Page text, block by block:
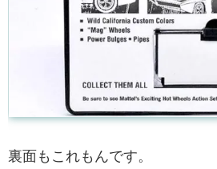
裏面もこれもんです。